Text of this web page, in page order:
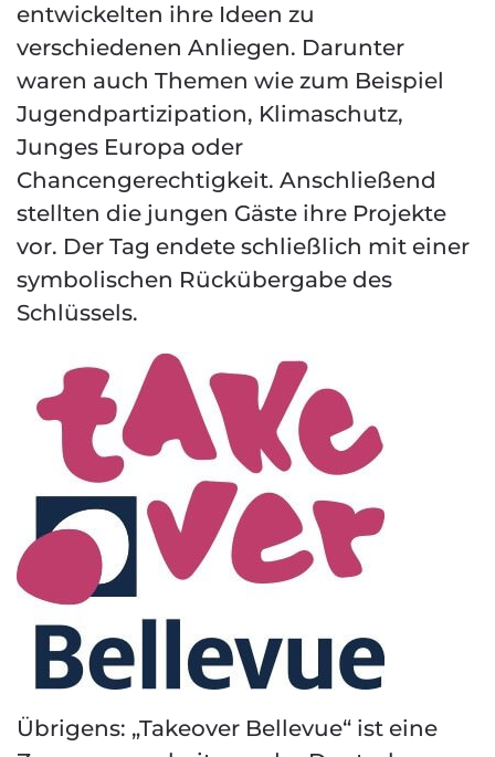
entwickelten ihre Ideen zu
verschiedenen Anliegen. Darunter
waren auch Themen wie zum Beispiel
Jugendpartizipation, Klimaschutz,
Junges Europa oder
Chancengerechtigkeit. Anschließend
stellten die jungen Gäste ihre Projekte
vor. Der Tag endete schließlich mit einer
symbolischen Rückübergabe des
Schlüssels.
Übrigens: „Takeover Bellevue“ ist eine